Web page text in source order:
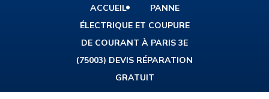
ACCUEIL
PANNE
ÉLECTRIQUE ET COUPURE
DE COURANT À PARIS 3E
(75003) DEVIS RÉPARATION
GRATUIT